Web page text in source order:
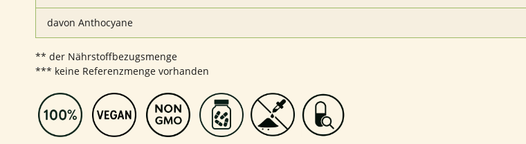
davon Anthocyane
** der Nährstoffbezugsmenge
*** keine Referenzmenge vorhanden